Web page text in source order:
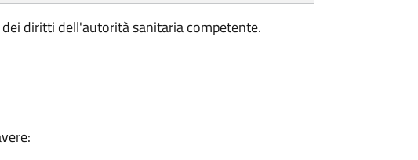
diritti dell'autorità sanitaria competente.